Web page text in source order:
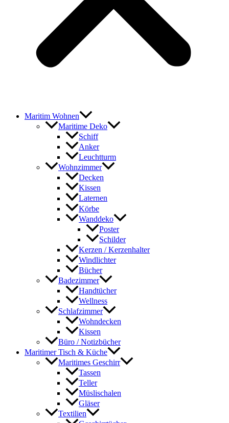
Maritim Wohnen
Maritime Deko
Schiff
Anker
Leuchtturm
Wohnzimmer
Decken
Kissen
Laternen
Körbe
Wanddeko
Poster
Schilder
Kerzen / Kerzenhalter
Windlichter
Bücher
Badezimmer
Handtücher
Wellness
Schlafzimmer
Wohndecken
Kissen
Büro / Notizbücher
Maritimer Tisch & Küche
Maritimes Geschirr
Tassen
Teller
Müslischalen
Gläser
Textilien